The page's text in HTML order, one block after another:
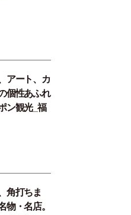
アート、カ
個性あふれ
ン観光_福
角打ちま
物・名店。